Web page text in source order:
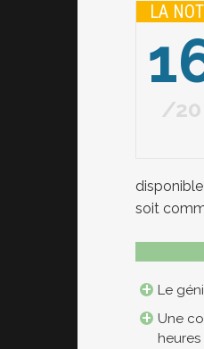
LA
20
soit
Le
Une